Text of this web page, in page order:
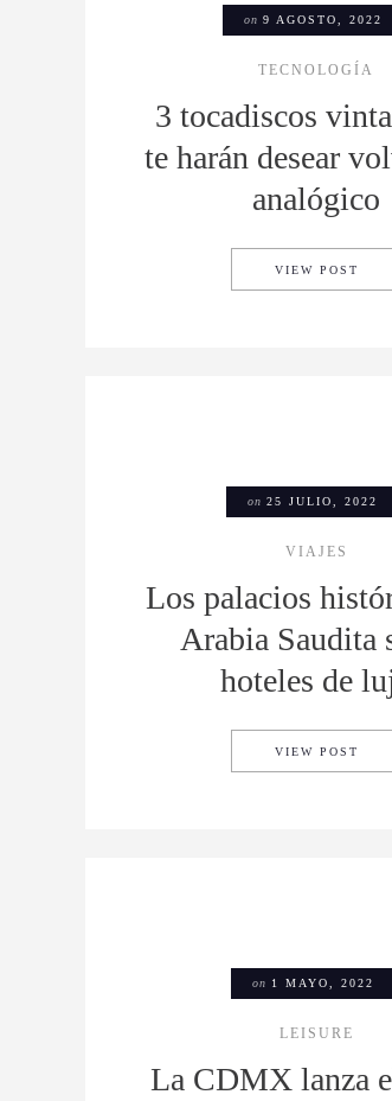
on 9 AGOSTO, 2022
TECNOLOGÍA
3 tocadiscos
te harán desear
analógico
VIEW POST 3
on 25 JULIO, 2022
VIAJES
Los palacios
Arabia Saudita
hoteles de
VIEW POST
on 1 MAYO, 2022
LEISURE
La CDMX lanza